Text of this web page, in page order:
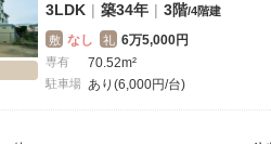
3LDK | 築34年 | 3階/4階建
敷 なし 礼 6万5,000円
専有 70.52m²
駐車場 あり(6,000円/台)